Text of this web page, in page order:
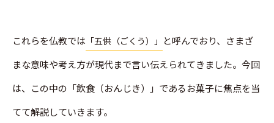
これらを仏教では 「五供（ごくう）」 と呼んでおり、さまざ
まな意味や考え方が現代まで言い伝えられてきました。今回
は、この中の「飲食（おんじき）」であるお菓子に焦点を当
てて解説していきます。